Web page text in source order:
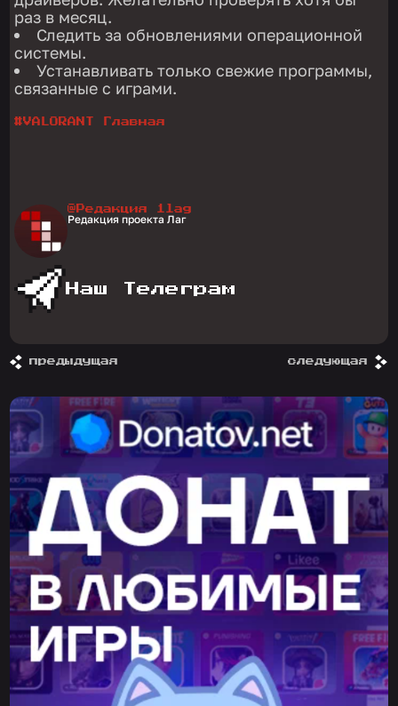
раз в месяц.
Следить за обновлениями операционной
системы.
Устанавливать только свежие программы,
связанные с играми.
#VALORANT Главная
@Редакция 1lag
Редакция проекта Лаг
Наш Телеграм
предыдущая следующая